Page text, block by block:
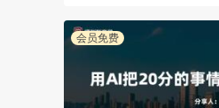
会员免费